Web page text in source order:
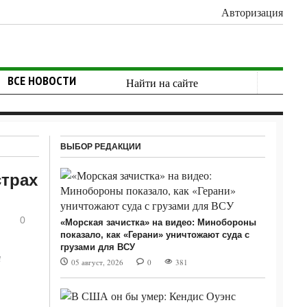
Авторизация
ВСЕ НОВОСТИ
0
ВЫБОР РЕДАКЦИИ
«Морская зачистка» на видео: Минобороны
показало, как «Герани» уничтожают суда с
грузами для ВСУ
05 август, 2026
0 381